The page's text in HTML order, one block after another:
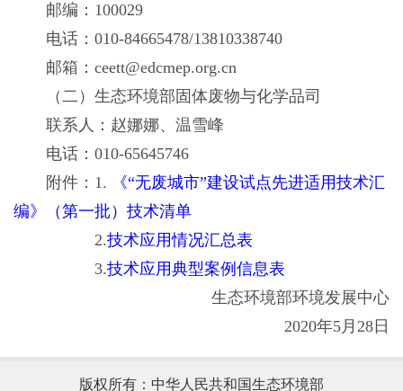
邮编：100029
电话：010-84665478/13810338740
邮箱：ceett@edcmep.org.cn
（二）生态环境部固体废物与化学品司
联系人：赵娜娜、温雪峰
电话：010-65645746
附件：1.
《“无废城市”建设试点先进适用技术汇
编》（第一批）技术清单
2.技术应用情况汇总表
3.技术应用典型案例信息表
生态环境部环境发展中心
2020年5月28日
版权所有：中华人民共和国生态环境部